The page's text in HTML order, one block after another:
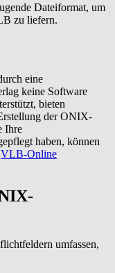
Dateiformat, um
zu liefern.
eine
keine Software
bieten
der ONIX-
Ihre
haben, können
VLB-Online
umfassen,